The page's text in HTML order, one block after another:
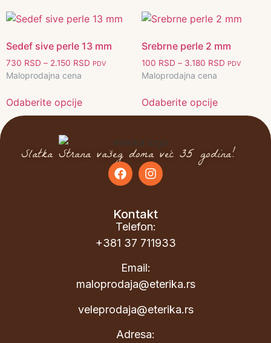
Sedef sive perle 13 mm
730 RSD – 2.150 RSD PDV
Maloprodajna cena
Odaberite opcije
Srebrne perle 2 mm
100 RSD – 3.180 RSD PDV
Maloprodajna cena
Odaberite opcije
Slatka Strana vašeg doma već 35 godina!
Kontakt
Telefon:
+381 37 711933
Email:
maloprodaja@eterika.rs
veleprodaja@eterika.rs
Adresa: